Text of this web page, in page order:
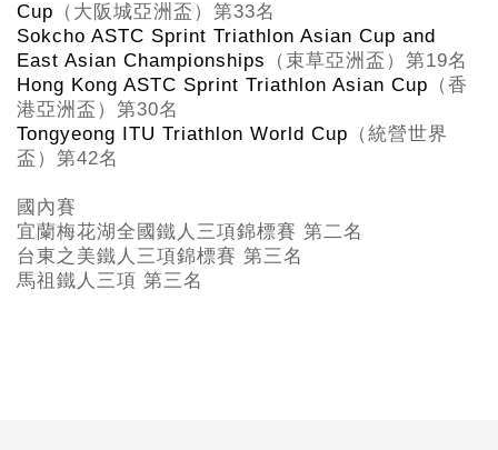
Cup （大阪城亞洲盃）第33名
Sokcho ASTC Sprint Triathlon Asian Cup and
East Asian Championships
（束草亞洲盃）第19名
Hong Kong ASTC Sprint Triathlon Asian Cup （香
港亞洲盃）第30名
Tongyeong ITU Triathlon World Cup （統營世界
盃）第42名
國內賽
宜蘭梅花湖全國鐵人三項錦標賽 第二名
台東之美鐵人三項錦標賽 第三名
馬祖鐵人三項 第三名